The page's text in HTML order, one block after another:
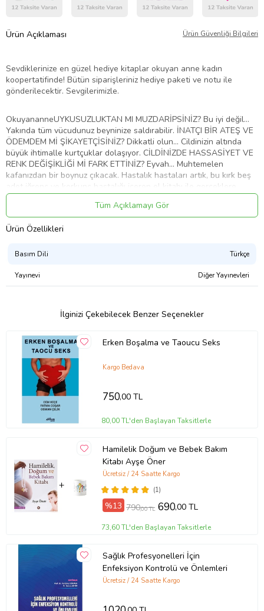
Ürün Açıklaması Ürün Güvenliği Bilgileri
Sevdiklerinize en güzel hediye kitaplar okuyan anne kadın
koopertatifinde! Bütün siparişleriniz hediye paketi ve notu ile
gönderilecektir. Sevgilerimizle.
OkuyananneUYKUSUZLUKTAN MI MUZDARİPSİNİZ? Bu iyi değil…
Yakında tüm vücudunuz beyninize saldırabilir. İNATÇI BİR ATEŞ VE
ÖDEMDEM Mİ ŞİKAYETÇİSİNİZ? Dikkatli olun… Cildinizin altında
büyük ihtimalle kurtçuklar dolaşıyor. CİLDİNİZDE HASSASİYET VE
RENK DEĞİŞİKLİĞİ Mİ FARK ETTİNİZ? Eyvah… Muhtemelen
kafanızdan bir boynuz çıkacak. Hastalık hastaları artık, bu kırk beş
adet iğrenç ve korkunç hastalığı içeren el kitabı ile gerçeklere
dayanarak ve uygun bir şekilde kaygılanabilir. Tüm bölümlerde
semptomlar, bir tanı rehberi, tedavi seçenekleri, hastalık seyri ve –
henüz enfekte olmadıysanız– korunma önerileri kısmı
bulunmaktadır. Kitap çok portatif olduğundan, onu her zaman
böylece şüphe götürmez bir şekilde ölümcül olduğunu hissettiğiniz
kendinize uygun bir tanı koyabilir ve endişelenmeye
başlayabilirsiniz.
224
Yayınevi
İnkılap Kitabevi
Dennis DiClaudio
Ürün Kodu:kcm38503177
Tüm Açıklamayı Gör
Ürün Özellikleri
Basım Dili Türkçe
Yayınevi Diğer Yayınevleri
İlginizi Çekebilecek Benzer Seçenekler
Erken Boşalma ve Taoucu Seks
Kargo Bedava
750,00 TL
80,00 TL'den Başlayan Taksitlerle
Hamilelik Doğum ve Bebek Bakım
Kitabı Ayşe Öner
(1)
Ücretsiz / 24 Saatte Kargo
%13 790,00 TL 690,00 TL
73,60 TL'den Başlayan Taksitlerle
Sağlık Profesyonelleri İçin
Enfeksiyon Kontrolü ve Önlemleri
Ücretsiz / 24 Saatte Kargo